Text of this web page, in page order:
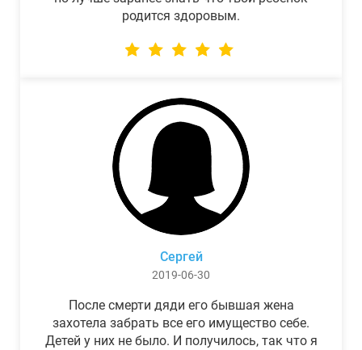
родится здоровым.
Сергей
2019-06-30
После смерти дяди его бывшая жена
захотела забрать все его имущество себе.
Детей у них не было. И получилось, так что я